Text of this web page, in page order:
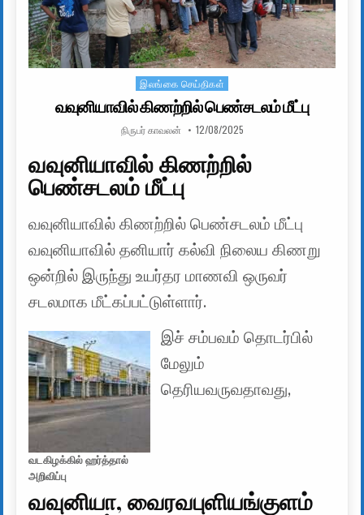
Posted in
இலங்கை செய்திகள்
வவுனியாவில் கிணற்றில் பெண்சடலம் மீட்பு
AUTHOR:
நிருபர் காவலன் PUBLISHED DATE:
12/08/2025
வவுனியாவில் கிணற்றில்
பெண்சடலம் மீட்பு
வவுனியாவில் கிணற்றில் பெண்சடலம் மீட்பு
வவுனியாவில் தனியார் கல்வி நிலைய கிணறு
ஒன்றில் இருந்து உயர்தர மாணவி ஒருவர்
சடலமாக மீட்கப்பட்டுள்ளார்.
வடகிழக்கில் ஹர்த்தால்
அறிவிப்பு
இச் சம்பவம் தொடர்பில்
மேலும்
தெரியவருவதாவது,
வவுனியா, வைரவபுளியங்குளம்